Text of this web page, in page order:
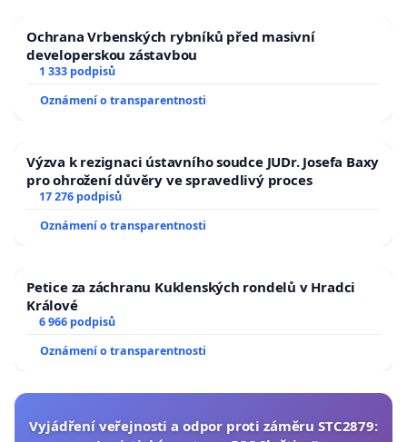
Ochrana Vrbenských rybníků před masivní
developerskou zástavbou
1 333 podpisů
Oznámení o transparentnosti
Výzva k rezignaci ústavního soudce JUDr. Josefa Baxy
pro ohrožení důvěry ve spravedlivý proces
17 276 podpisů
Oznámení o transparentnosti
Petice za záchranu Kuklenských rondelů v Hradci
Králové
6 966 podpisů
Oznámení o transparentnosti
Vyjádření veřejnosti a odpor proti záměru STC2879: